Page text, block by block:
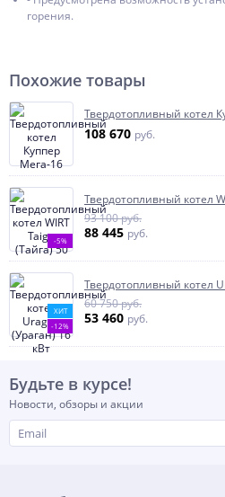
горения.
Похожие товары
Твердотопливный котел
108 670 руб.
-5%
Твердотопливный котел
93 100 руб.
88 445 руб.
ХИТ
-12%
Твердотопливный котел
60 750 руб.
53 460 руб.
Будьте в курсе!
Новости, обзоры и акции